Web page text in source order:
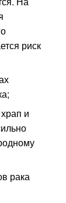
риск
и
рака